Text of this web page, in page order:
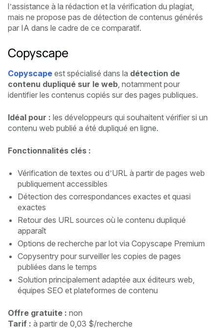
l’assistance à la rédaction et la vérification du plagiat,
mais ne propose pas de détection de contenus générés
par IA dans le cadre de ce comparatif.
Copyscape
Copyscape est spécialisé dans la détection de
contenu dupliqué sur le web , notamment pour
identifier les contenus copiés sur des pages publiques.
Idéal pour : les développeurs qui souhaitent vérifier si un
contenu web publié a été dupliqué en ligne.
Fonctionnalités clés :
Vérification de textes ou d’URL à partir de pages web
publiquement accessibles
Détection des correspondances exactes et quasi
exactes
Retour des URL sources où le contenu dupliqué
apparaît
Options de recherche par lot via Copyscape Premium
Copysentry pour surveiller les copies de pages
publiées dans le temps
Solution principalement adaptée aux éditeurs web,
équipes SEO et plateformes de contenu
Offre gratuite : non
Tarif : à partir de 0,03 $/recherche